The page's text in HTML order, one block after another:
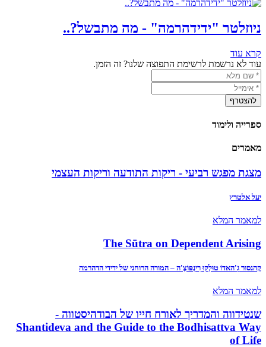
ניוזלטר "ידידהרמה" - מה מתבשל?..
קרא עוד
עוד לא נרשמת לרשימת התפוצה שלנו? זה הזמן.
ספרייה ולימוד
מאמרים
מצגת מפגש רביעי - ריקות התודעה וריקות העצמי
יעל אלטרץ
למאמר המלא
The Sūtra on Dependent Arising
קֶהנסוּר גָ'האדוֹ טוּלְקוּ רִינְפּוֹצֶ'ה – המורה הרוחני של ידידי הדהרמה
למאמר המלא
שנטידווה והמדריך לאורח חייו של הבודהיסטווה -
Shantideva and the Guide to the Bodhisattva Way
of Life